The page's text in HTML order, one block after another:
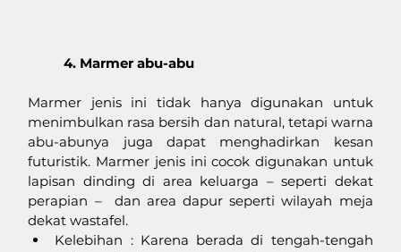
4. Marmer abu-abu
Marmer jenis ini tidak hanya digunakan untuk
menimbulkan rasa bersih dan natural, tetapi warna
abu-abunya juga dapat menghadirkan kesan
futuristik. Marmer jenis ini cocok digunakan untuk
lapisan dinding di area keluarga – seperti dekat
perapian –  dan area dapur seperti wilayah meja
dekat wastafel.
Kelebihan : Karena berada di tengah-tengah